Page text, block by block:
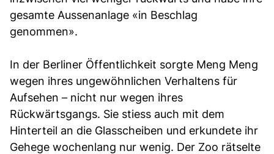
gesamte Aussenanlage «in Beschlag
genommen».
In der Berliner Öffentlichkeit sorgte Meng Meng
wegen ihres ungewöhnlichen Verhaltens für
Aufsehen – nicht nur wegen ihres
Rückwärtsgangs. Sie stiess auch mit dem
Hinterteil an die Glasscheiben und erkundete ihr
Gehege wochenlang nur wenig. Der Zoo rätselte